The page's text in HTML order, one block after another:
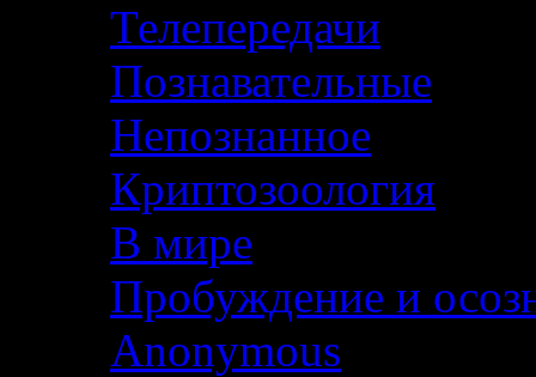
Телепередачи
Познавательные
Непознанное
Криптозоология
В мире
Пробуждение и
Anonymous